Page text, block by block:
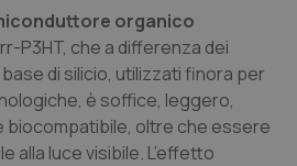
organico
P3HT, che a differenza dei
di silicio, utilizzati finora per
è soffice, leggero,
biocompatibile, oltre che essere
alla luce visibile. L’effetto